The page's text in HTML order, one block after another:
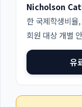
Nicholson
한 국제학생비율
회원 대상 개별
유